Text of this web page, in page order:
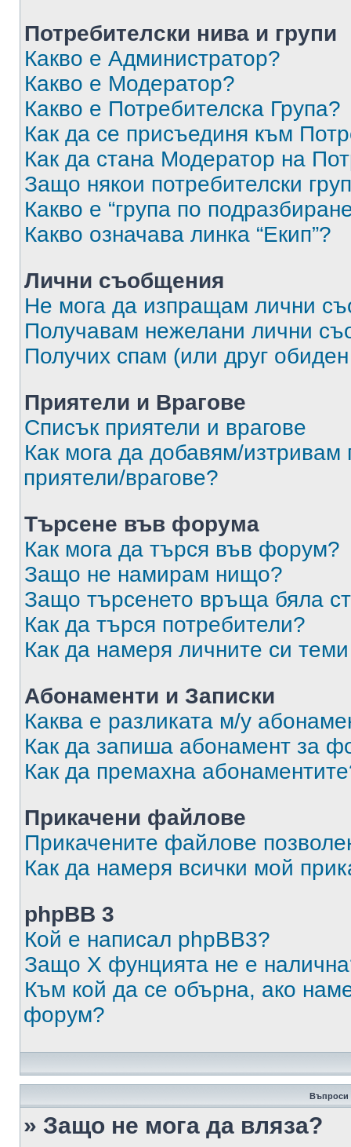
Потребителски нива и групи
Какво е Администратор?
Какво е Модератор?
Какво е Потребителска Група?
Как да се присъединя към
Как да стана Модератор на
Защо някои потребителски
Какво е “група по
Какво означава линка “Екип”?
Лични съобщения
Не мога да изпращам лични
Получавам нежелани лични
Получих спам (или друг
Приятели и Врагове
Списък приятели и врагове
Как мога да добавям/изтривам
приятели/врагове?
Търсене във форума
Как мога да търся във форум?
Защо не намирам нищо?
Защо търсенето връща бяла
Как да търся потребители?
Как да намеря личните си
Абонаменти и Записки
Каква е разликата м/у
Как да запиша абонамент за
Как да премахна
Прикачени файлове
Прикачените файлове
Как да намеря всички мой
phpBB 3
Кой е написал phpBB3?
Защо X фунцията не е
Към кой да се обърна, ако
форум?
Въпроси
» Защо не мога да вляза?